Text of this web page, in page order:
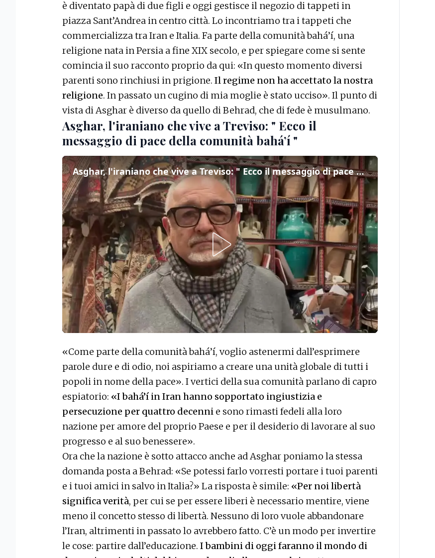
è diventato papà di due figli e oggi gestisce il negozio di tappeti in
piazza Sant’Andrea in centro città. Lo incontriamo tra i tappeti che
commercializza tra Iran e Italia. Fa parte della comunità bahá’í, una
religione nata in Persia a fine XIX secolo, e per spiegare come si sente
comincia il suo racconto proprio da qui: «In questo momento diversi
parenti sono rinchiusi in prigione. Il regime non ha accettato la nostra
religione. In passato un cugino di mia moglie è stato ucciso». Il punto di
vista di Asghar è diverso da quello di Behrad, che di fede è musulmano.
Asghar, l'iraniano che vive a Treviso: " Ecco il
messaggio di pace della comunità bahá’í "
Asghar, l'iraniano che vive a Treviso: " Ecco il messaggio di pace della comunità bahá’í "
«Come parte della comunità bahá’í, voglio astenermi dall’esprimere
parole dure e di odio, noi aspiriamo a creare una unità globale di tutti i
popoli in nome della pace». I vertici della sua comunità parlano di capro
espiatorio: «I bahá’í in Iran hanno sopportato ingiustizia e
persecuzione per quattro decenni e sono rimasti fedeli alla loro
nazione per amore del proprio Paese e per il desiderio di lavorare al suo
progresso e al suo benessere».
Ora che la nazione è sotto attacco anche ad Asghar poniamo la stessa
domanda posta a Behrad: «Se potessi farlo vorresti portare i tuoi parenti
e i tuoi amici in salvo in Italia?» La risposta è simile: «Per noi libertà
significa verità, per cui se per essere liberi è necessario mentire, viene
meno il concetto stesso di libertà. Nessuno di loro vuole abbandonare
l’Iran, altrimenti in passato lo avrebbero fatto. C’è un modo per invertire
le cose: partire dall’educazione. I bambini di oggi faranno il mondo di